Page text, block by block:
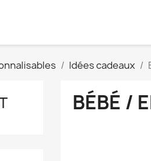
Idées cadeaux
BÉBÉ /